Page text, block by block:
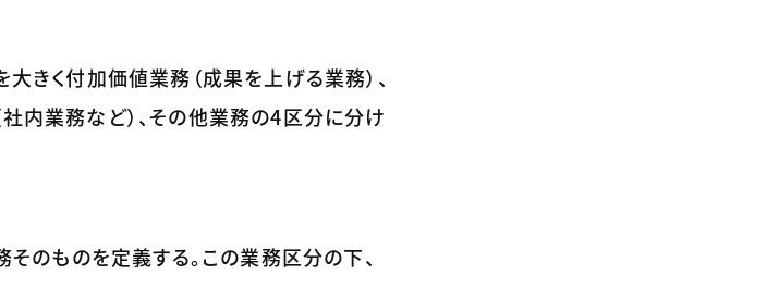
きく付加価値業務（成果を上げる業務）、
内業務など）、その他業務の4区分に分け
のものを定義する。この業務区分の下、